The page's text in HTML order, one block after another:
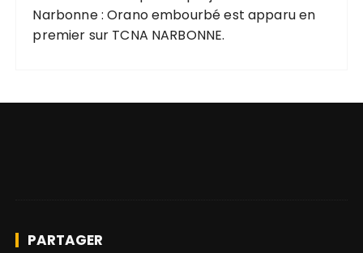
Narbonne : Orano embourbé est apparu en
premier sur TCNA NARBONNE.
PARTAGER